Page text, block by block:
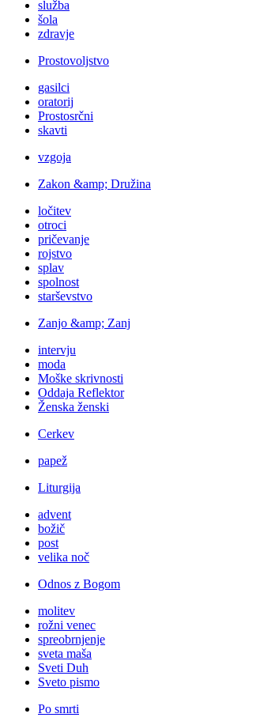
služba
šola
zdravje
Prostovoljstvo
gasilci
oratorij
Prostosrčni
skavti
vzgoja
Zakon &amp; Družina
ločitev
otroci
pričevanje
rojstvo
splav
spolnost
starševstvo
Zanjo &amp; Zanj
intervju
moda
Moške skrivnosti
Oddaja Reflektor
Ženska ženski
Cerkev
papež
Liturgija
advent
božič
post
velika noč
Odnos z Bogom
molitev
rožni venec
spreobrnjenje
sveta maša
Sveti Duh
Sveto pismo
Po smrti